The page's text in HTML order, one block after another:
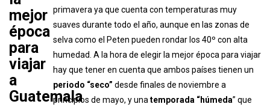
primavera ya que cuenta con temperaturas muy
suaves durante todo el año, aunque en las zonas de
selva como el Peten pueden rondar los 40º con alta
humedad. A la hora de elegir la mejor época para viajar
hay que tener en cuenta que ambos países tienen un
periodo “seco” desde finales de noviembre a
principios de mayo, y una temporada “húmeda” que